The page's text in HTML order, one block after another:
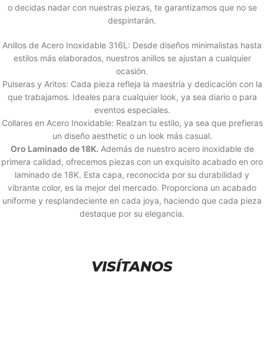
o decidas nadar con nuestras piezas, te garantizamos que no se
despintarán.
Anillos de Acero Inoxidable 316L: Desde diseños minimalistas hasta
estilos más elaborados, nuestros anillos se ajustan a cualquier
ocasión.
Pulseras y Aritos: Cada pieza refleja la maestría y dedicación con la
que trabajamos. Ideales para cualquier look, ya sea diario o para
eventos especiales.
Collares en Acero Inoxidable: Realzan tu estilo, ya sea que prefieras
un diseño aesthetic o un look más casual.
Oro Laminado de 18K. Además de nuestro acero inoxidable de
primera calidad, ofrecemos piezas con un exquisito acabado en oro
laminado de 18K. Esta capa, reconocida por su durabilidad y
vibrante color, es la mejor del mercado. Proporciona un acabado
uniforme y resplandeciente en cada joya, haciendo que cada pieza
destaque por su elegancia.
VISÍTANOS